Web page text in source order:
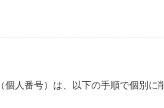
人番号）は、以下の手順で個別に